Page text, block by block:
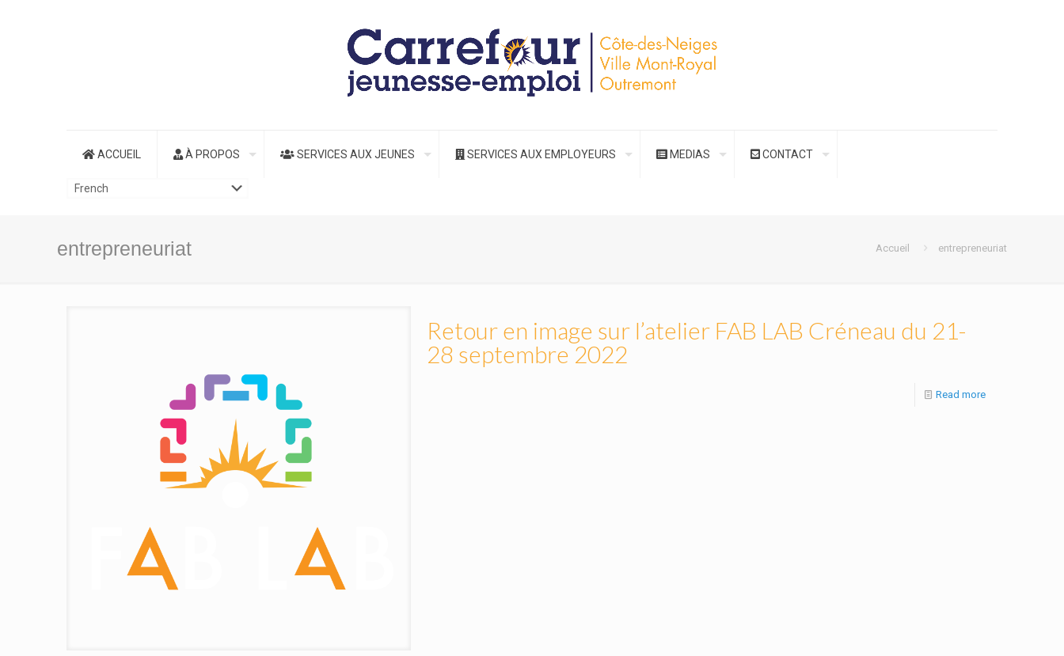
ACCUEIL À PROPOS SERVICES AUX JEUNES SERVICES AUX EMPLOYEURS MEDIAS CONTACT
entrepreneuriat Accueil entrepreneuriat
Retour en image sur l’atelier FAB LAB Créneau du 21-
28 septembre 2022
Read more